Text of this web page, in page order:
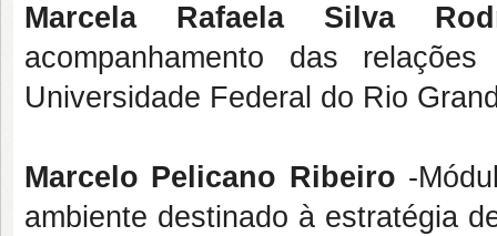
Marcela Rafaela Silva
acompanhamento das
Universidade Federal do Rio
Marcelo Pelicano Ribeiro -
ambiente destinado à estratégia